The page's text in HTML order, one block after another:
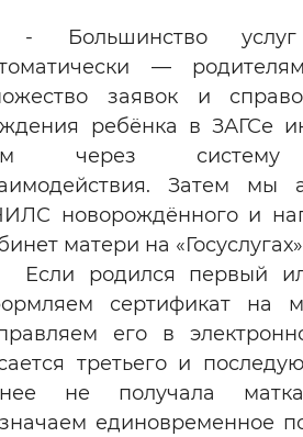
- Большинство
—
заявок и
ребёнка в ЗАГСе
через систему
Затем мы
новорождённого и
матери на
Если родился первый
сертификат на
его в
третьего и
не получала
единовременное